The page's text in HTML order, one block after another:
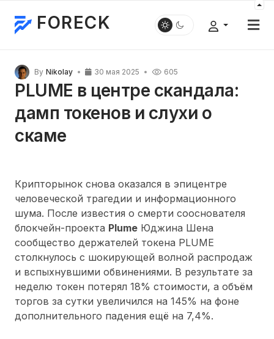
FORECK
By Nikolay 30 мая 2025 605
PLUME в центре скандала:
дамп токенов и слухи о
скаме
Крипторынок снова оказался в эпицентре
человеческой трагедии и информационного
шума. После известия о смерти сооснователя
блокчейн-проекта Plume Юджина Шена
сообщество держателей токена PLUME
столкнулось с шокирующей волной распродаж
и вспыхнувшими обвинениями. В результате за
неделю токен потерял 18% стоимости, а объём
торгов за сутки увеличился на 145% на фоне
дополнительного падения ещё на 7,4%.